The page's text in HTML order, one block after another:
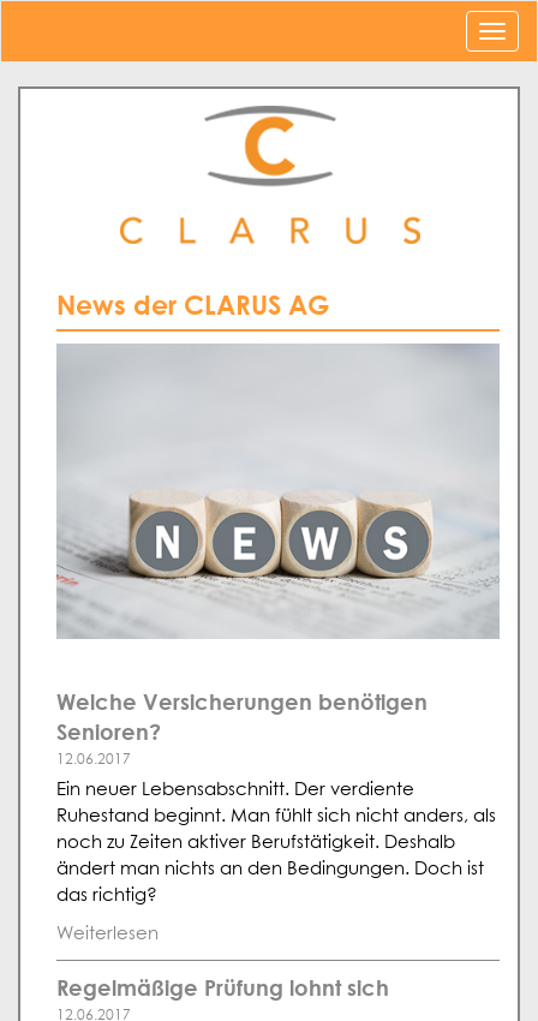
News der CLARUS AG
Welche Versicherungen benötigen
Senioren?
12.06.2017
Ein neuer Lebensabschnitt. Der verdiente
Ruhestand beginnt. Man fühlt sich nicht anders, als
noch zu Zeiten aktiver Berufstätigkeit. Deshalb
ändert man nichts an den Bedingungen. Doch ist
das richtig?
Weiterlesen
Regelmäßige Prüfung lohnt sich
12.06.2017